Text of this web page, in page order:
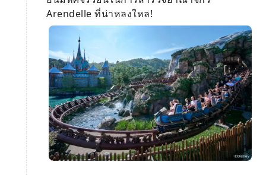
Arendelle ที่น่าหลงใหล!